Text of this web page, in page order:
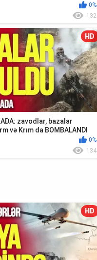
0%
132
HD
zavodlar, bazalar
və Krım da BOMBALANDI
0%
134
HD